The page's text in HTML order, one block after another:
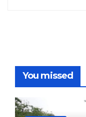
You missed